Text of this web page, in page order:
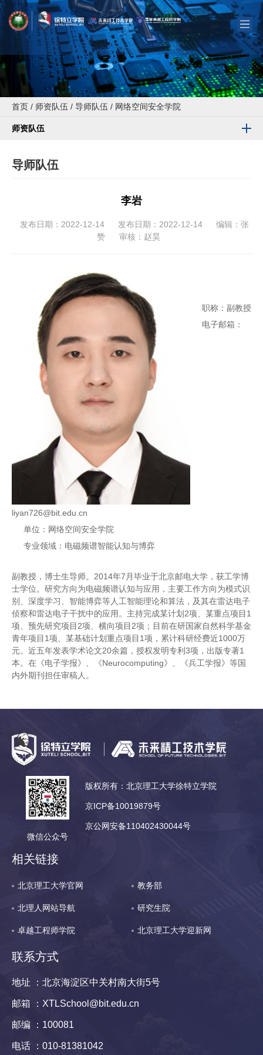
首页 / 师资队伍 / 导师队伍 / 网络空间安全学院
师资队伍
导师队伍
李岩
发布日期：2022-12-14 发布日期：2022-12-14
编辑：张
赞
审核：赵昊
职称：副教授
电子邮箱：
liyan726@bit.edu.cn
单位：网络空间安全学院
专业领域：电磁频谱智能认知与博弈
副教授，博士生导师。2014年7月毕业于北京邮电大学，获工学博
士学位。研究方向为电磁频谱认知与应用，主要工作方向为模式识
别、深度学习、智能博弈等人工智能理论和算法，及其在雷达电子
侦察和雷达电子干扰中的应用。主持完成某计划2项、某重点项目1
项、预先研究项目2项、横向项目2项；目前在研国家自然科学基金
青年项目1项、某基础计划重点项目1项，累计科研经费近1000万
元。近五年发表学术论文20余篇，授权发明专利3项，出版专著1
本。在《电子学报》、《Neurocomputing》、《兵工学报》等国
内外期刊担任审稿人。
微信公众号
版权所有：北京理工大学徐特立学院
京ICP备10019879号
京公网安备110402430044号
相关链接
北京理工大学官网 教务部
北理人网站导航 研究生院
卓越工程师学院 北京理工大学迎新网
联系方式
地址 ：北京海淀区中关村南大街5号
邮箱 ：XTLSchool@bit.edu.cn
邮编 ：100081
电话 ：010-81381042